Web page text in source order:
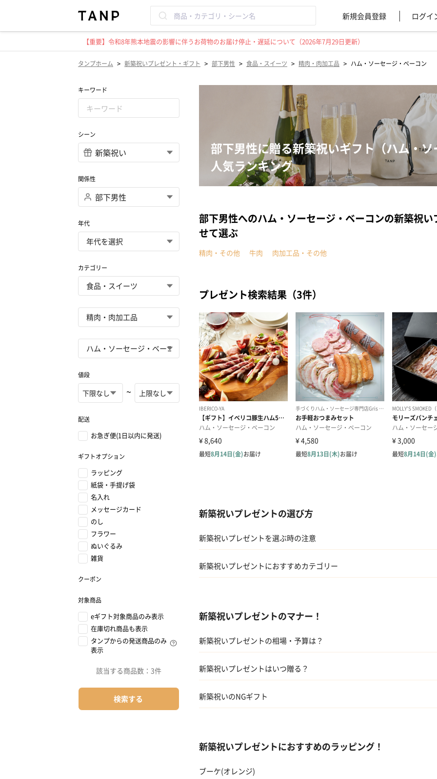
新規会員登録 ログイ
【重要】令和8年熊本地震の影響に伴うお荷物のお届け停止・遅延について（2026年7月29日更新）
タンプホーム > 新築祝いプレゼント・ギフト > 部下男性 > 食品・スイーツ > 精肉・肉加工品 > ハム・ソーセージ・ベーコン
キーワード
シーン
関係性
年代
カテゴリー
値段
~
配送
お急ぎ便(1日以内に発送)
ギフトオプション
ラッピング
紙袋・手提げ袋
名入れ
メッセージカード
のし
フラワー
ぬいぐるみ
雑貨
クーポン
対象商品
eギフト対象商品のみ表示
在庫切れ商品も表示
タンプからの発送商品のみ
表示
該当する商品数： 3件
検索する
部下男性に贈る新築祝いギフト（ハム・
人気ランキング
部下男性へのハム・ソーセージ・ベーコンの新築祝
せて選ぶ
精肉・その他 牛肉 肉加工品・その他
プレゼント検索結果（3件）
新築祝いプレゼントの選び方
新築祝いプレゼントを選ぶ時の注意
新築祝いプレゼントにおすすめカテゴリー
02 スイーツ
03 アルコール
04 キッチン
05 ハーバリウム
新築祝いプレゼントのマナー！
新築祝いプレゼントの相場・予算は？
01 兄弟、姉妹
02 両親
04 伯父・伯母
05 甥・姪
新築祝いプレゼントはいつ贈る？
新築祝いのNGギフト
新築祝いプレゼントにおすすめのラッピング！
ブーケ(オレンジ)